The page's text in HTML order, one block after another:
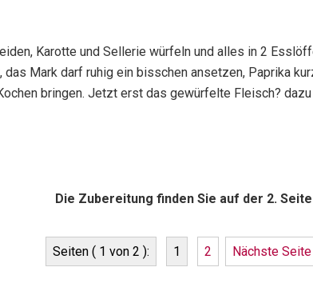
Karotte und Sellerie würfeln und alles in 2
Mark darf ruhig ein bisschen ansetzen, Paprika
bringen. Jetzt erst das gewürfelte Fleisch?
Die Zubereitung finden Sie auf der 2. Seite
Seiten ( 1 von 2 ): 1 2 Nächste Seite